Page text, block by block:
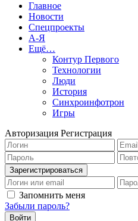
Главное
Новости
Спецпроекты
А-Я
Ещё…
Контур Первого
Технологии
Люди
История
Синхроинфотрон
Игры
Авторизация Регистрация
Запомнить меня
Забыли пароль?